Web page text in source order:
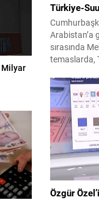
Milyar
Türkiye-
Arabistan’a
sırasında
temaslarda,
birliği
çıktısı, üç
Savunma
güvenlik
Özgür